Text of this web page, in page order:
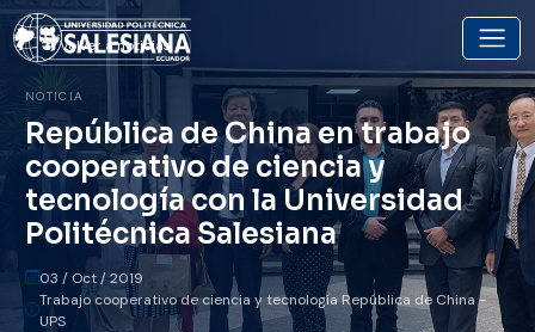
Volver a noticias
NOTICIA
República de China en trabajo
cooperativo de ciencia y
tecnología con la Universidad
Politécnica Salesiana
03 / Oct / 2019
Trabajo cooperativo de ciencia y tecnología República de China -
UPS